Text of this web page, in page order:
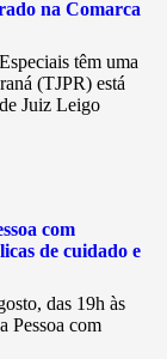
na Comarca
têm uma
(TJPR) está
Juiz Leigo
com
de cuidado e
das 19h às
Pessoa com